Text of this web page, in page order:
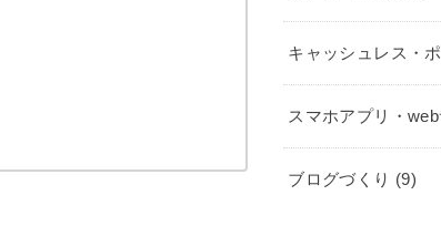
キャッシュレス・
スマホアプリ・web
ブログづくり (9)